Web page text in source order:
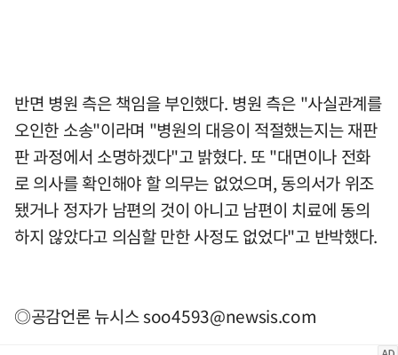
반면 병원 측은 책임을 부인했다. 병원 측은 "사실관계를
오인한 소송"이라며 "병원의 대응이 적절했는지는 재판
판 과정에서 소명하겠다"고 밝혔다. 또 "대면이나 전화
로 의사를 확인해야 할 의무는 없었으며, 동의서가 위조
됐거나 정자가 남편의 것이 아니고 남편이 치료에 동의
하지 않았다고 의심할 만한 사정도 없었다"고 반박했다.
◎공감언론 뉴시스soo4593@newsis.com